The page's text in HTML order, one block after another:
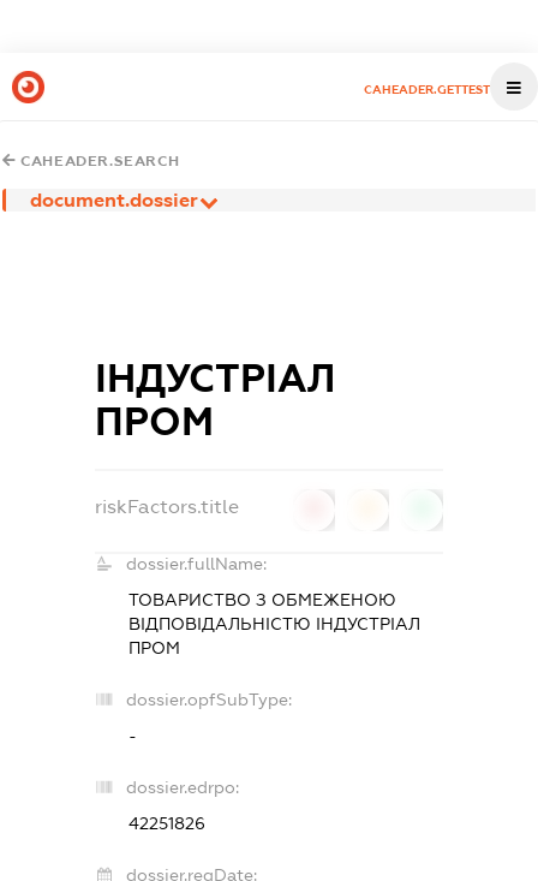
CAHEADER.GETTEST
CAHEADER.SEARCH
document.dossier
ІНДУСТРІАЛ
ПРОМ
riskFactors.title
dossier.fullName:
ТОВАРИСТВО З ОБМЕЖЕНОЮ
ВІДПОВІДАЛЬНІСТЮ ІНДУСТРІАЛ
ПРОМ
dossier.opfSubType:
-
dossier.edrpo:
42251826
dossier.regDate: